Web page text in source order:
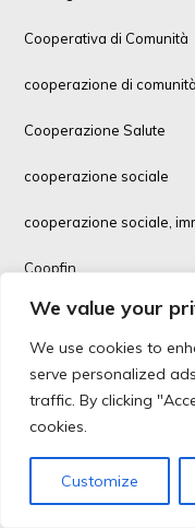
We value your
We use cookies to
serve personalized
traffic. By clicking
cookies.
Customize
Cooperativa di Comunità
cooperazione di comunità
Cooperazione Salute
cooperazione sociale
cooperazione sociale,
Coopfin
corsi formazione
Covid-19 vaccino